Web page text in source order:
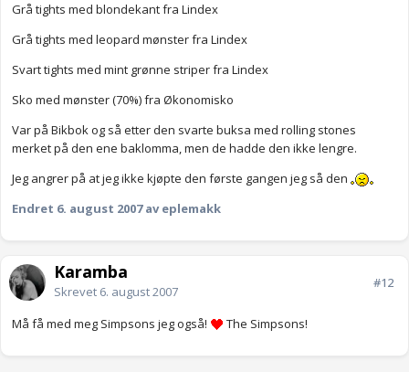
Grå tights med blondekant fra Lindex
Grå tights med leopard mønster fra Lindex
Svart tights med mint grønne striper fra Lindex
Sko med mønster (70%) fra Økonomisko
Var på Bikbok og så etter den svarte buksa med rolling stones
merket på den ene baklomma, men de hadde den ikke lengre.
Jeg angrer på at jeg ikke kjøpte den første gangen jeg så den
Endret 6. august 2007av eplemakk
Karamba
Skrevet 6. august 2007
#12
Må få med meg Simpsons jeg også! The Simpsons!